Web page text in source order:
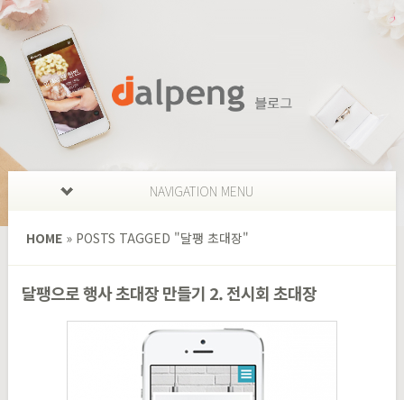
NAVIGATION MENU
HOME »POSTS TAGGED "달팽 초대장"
달팽으로 행사 초대장 만들기 2. 전시회 초대장